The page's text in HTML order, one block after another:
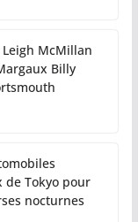
Leigh McMillan
Billy
de Tokyo pour
nocturnes